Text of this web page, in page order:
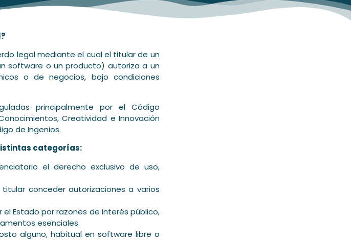
legal mediante el cual el titular de un
software o un producto) autoriza a un
o de negocios, bajo condiciones
principalmente por el Código
Creatividad e Innovación
de Ingenios.
categorías:
el derecho exclusivo de uso,
conceder autorizaciones a varios
Estado por razones de interés público,
esenciales.
alguno, habitual en software libre o